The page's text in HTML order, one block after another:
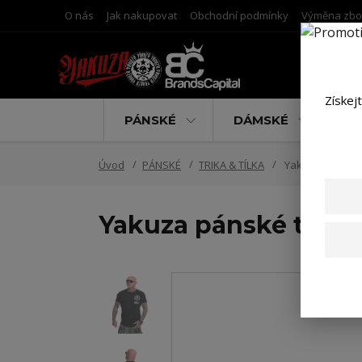
O nás Jak nakupovat Obchodní podmínky Výměna
PÁNSKÉ DÁMSKÉ
Úvod PÁNSKÉ TRIKA & TÍLKA Yakuza
Yakuza pánské